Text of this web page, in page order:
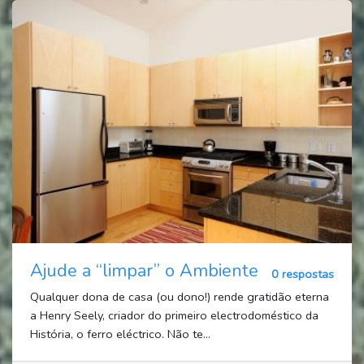
Ajude a “limpar” o Ambiente
0 respostas
Qualquer dona de casa (ou dono!) rende gratidão eterna
a Henry Seely, criador do primeiro electrodoméstico da
História, o ferro eléctrico. Não te...